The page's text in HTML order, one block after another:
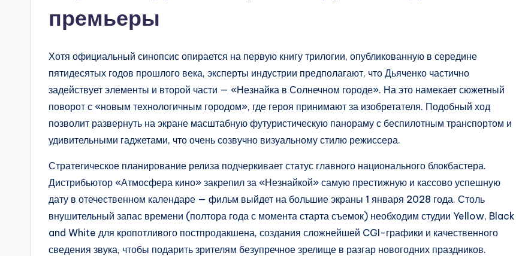
премьеры
Хотя официальный синопсис опирается на первую книгу трилогии, опубликованную в середине
пятидесятых годов прошлого века, эксперты индустрии предполагают, что Дьяченко частично
задействует элементы и второй части — «Незнайка в Солнечном городе». На это намекает сюжетный
поворот с «новым технологичным городом», где героя принимают за изобретателя. Подобный ход
позволит развернуть на экране масштабную футуристическую панораму с беспилотным транспортом и
удивительными гаджетами, что очень созвучно визуальному стилю режиссера.
Стратегическое планирование релиза подчеркивает статус главного национального блокбастера.
Дистрибьютор «Атмосфера кино» закрепил за «Незнайкой» самую престижную и кассово успешную
дату в отечественном календаре — фильм выйдет на большие экраны 1 января 2028 года. Столь
внушительный запас времени (полтора года с момента старта съемок) необходим студии Yellow, Black
and White для кропотливого постпродакшена, создания сложнейшей CGI-графики и качественного
сведения звука, чтобы подарить зрителям безупречное зрелище в разгар новогодних праздников.